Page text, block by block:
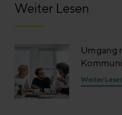
Weiter Lesen
Umgang
Weiter